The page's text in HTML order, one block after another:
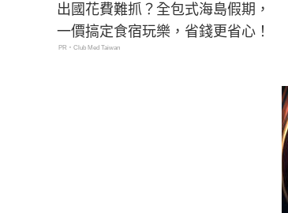
出國花費難抓？全包式海島假期，
一價搞定食宿玩樂，省錢更省心！
PR・Club Med Taiwan